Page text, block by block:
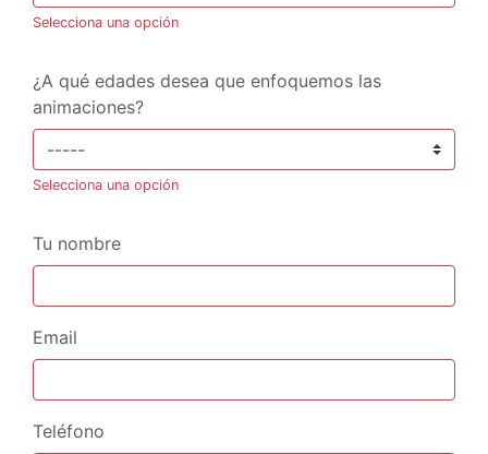
Selecciona una opción
¿A qué edades desea que enfoquemos las
animaciones?
Selecciona una opción
Tu nombre
Email
Teléfono